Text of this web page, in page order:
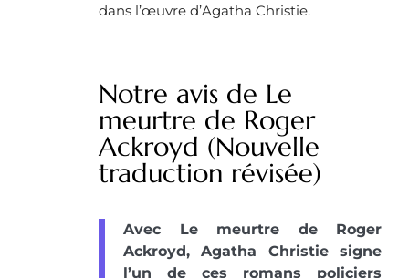
dans l’œuvre d’Agatha Christie.
Notre avis de Le
meurtre de Roger
Ackroyd (Nouvelle
traduction révisée)
Avec Le meurtre de Roger
Ackroyd, Agatha Christie signe
l’un de ces romans policiers